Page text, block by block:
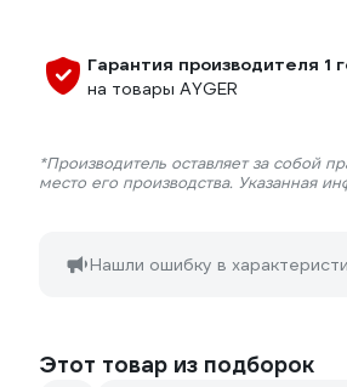
Гарантия производителя 1
на товары AYGER
*Производитель оставляет за собой
место его производства. Указанная
Нашли ошибку в
Этот товар из подборок